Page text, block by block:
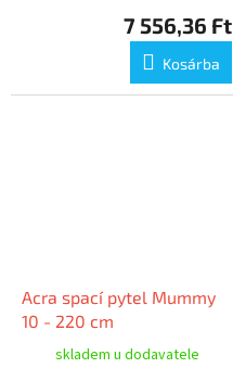
7 556,36 Ft
Kosárba
Acra spací pytel Mummy
10 - 220 cm
skladem u dodavatele